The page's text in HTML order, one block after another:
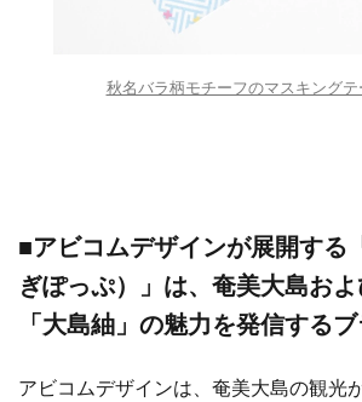
秋名バラ柄モチーフのマスキング
■アビコムデザインが展開する
ぎぽっぷ）」は、奄美大島お
「大島紬」の魅力を発信する
アビコムデザインは、奄美大島の観光